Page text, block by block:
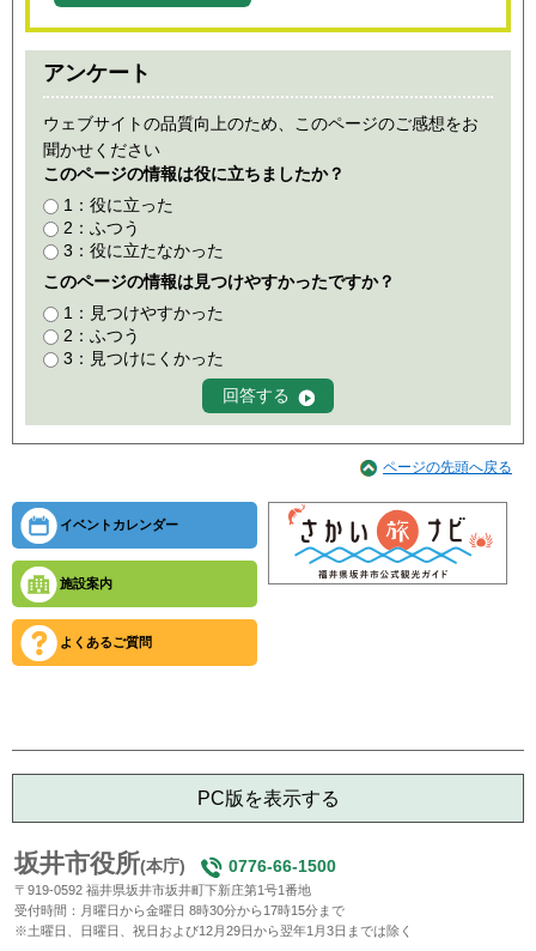
アンケート
ウェブサイトの品質向上のため、このページのご感想をお
聞かせください
このページの情報は役に立ちましたか？
1：役に立った
2：ふつう
3：役に立たなかった
このページの情報は見つけやすかったですか？
1：見つけやすかった
2：ふつう
3：見つけにくかった
ページの先頭へ戻る
イベントカレンダー
施設案内
よくあるご質問
PC版を表示する
坂井市役所(本庁) 0776-66-1500
〒919-0592 福井県坂井市坂井町下新庄第1号1番地
受付時間：月曜日から金曜日 8時30分から17時15分まで
※土曜日、日曜日、祝日および12月29日から翌年1月3日までは除く